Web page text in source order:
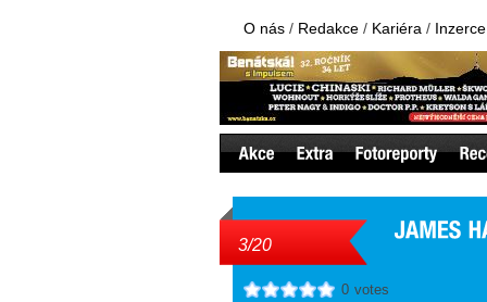
O nás / Redakce / Kariéra / Inzerce
3/20
0 votes